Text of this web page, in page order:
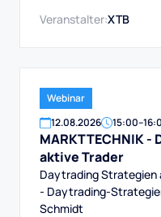
Veranstalter:XTB
Webinar
12.08.2026 15:00–
MARKTTECHNIK
aktive Trader
Daytrading Strategien
- Daytrading-
Schmidt